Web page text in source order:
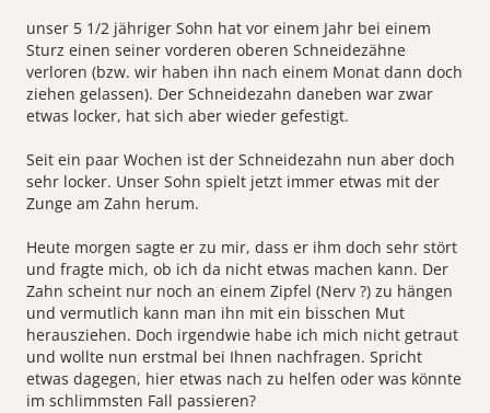
unser 5 1/2 jähriger Sohn hat vor einem Jahr bei einem
Sturz einen seiner vorderen oberen Schneidezähne
verloren (bzw. wir haben ihn nach einem Monat dann doch
ziehen gelassen). Der Schneidezahn daneben war zwar
etwas locker, hat sich aber wieder gefestigt.
Seit ein paar Wochen ist der Schneidezahn nun aber doch
sehr locker. Unser Sohn spielt jetzt immer etwas mit der
Zunge am Zahn herum.
Heute morgen sagte er zu mir, dass er ihm doch sehr stört
und fragte mich, ob ich da nicht etwas machen kann. Der
Zahn scheint nur noch an einem Zipfel (Nerv ?) zu hängen
und vermutlich kann man ihn mit ein bisschen Mut
herausziehen. Doch irgendwie habe ich mich nicht getraut
und wollte nun erstmal bei Ihnen nachfragen. Spricht
etwas dagegen, hier etwas nach zu helfen oder was könnte
im schlimmsten Fall passieren?